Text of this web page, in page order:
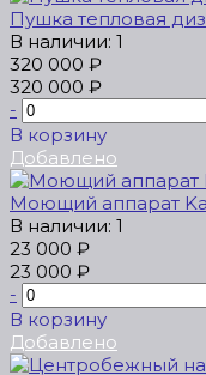
Пушка тепловая
В наличии: 1
320 000 ₽
320 000 ₽
-
В корзину
Добавлено
Моющий аппарат
В наличии: 1
23 000 ₽
23 000 ₽
-
В корзину
Добавлено